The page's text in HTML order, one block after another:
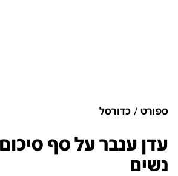
ספורט כדורסל
עדן ענבר על סף
נשים